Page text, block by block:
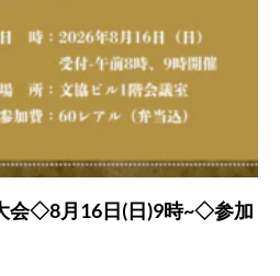
会◇8月16日(日)9時~◇参加